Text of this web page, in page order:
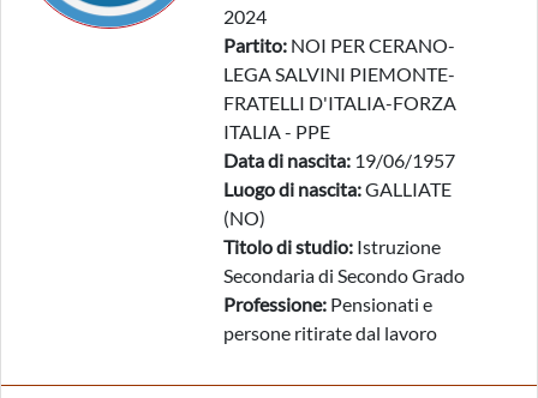
2024
Partito: NOI PER CERANO-
LEGA SALVINI PIEMONTE-
FRATELLI D'ITALIA-FORZA
ITALIA - PPE
Data di nascita: 19/06/1957
Luogo di nascita:GALLIATE
(NO)
Titolo di studio: Istruzione
Secondaria di Secondo Grado
Professione: Pensionati e
persone ritirate dal lavoro